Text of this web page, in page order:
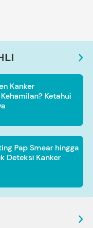
Kanker
Ketahui
Pap Smear hingga
Deteksi Kanker